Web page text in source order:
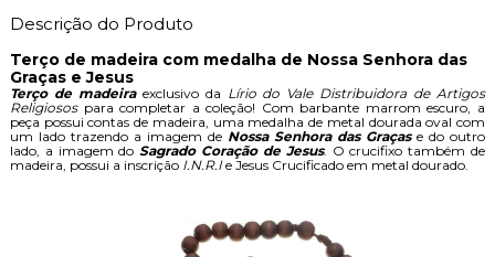
Descrição do Produto
Terço de madeira com medalha de Nossa Senhora das
Graças e Jesus
Terço de madeira exclusivo da Lírio do Vale Distribuidora de Artigos
Religiosospara completar a coleção! Com barbante marrom escuro, a
peça possui contas de madeira, uma medalha de metal dourada oval com
um lado trazendo a imagem de Nossa Senhora das Graçase do outro
lado, a imagem doSagrado Coração de Jesus. O crucifixo também de
madeira, possui a inscrição I.N.R.Ie Jesus Crucificado em metal dourado.